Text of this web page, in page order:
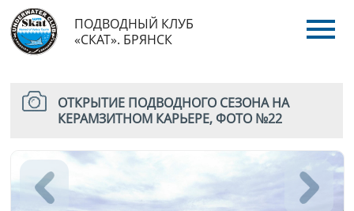
ПОДВОДНЫЙ КЛУБ
«СКАТ». БРЯНСК
ОТКРЫТИЕ ПОДВОДНОГО СЕЗОНА НА
КЕРАМЗИТНОМ КАРЬЕРЕ, ФОТО №22